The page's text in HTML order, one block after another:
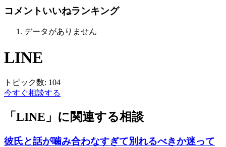
コメントいいねランキング
データがありません
LINE
トピック数: 104
今すぐ相談する
「 LINE 」に関連する相談
彼氏と話が噛み合わなすぎて別れるべきか迷って